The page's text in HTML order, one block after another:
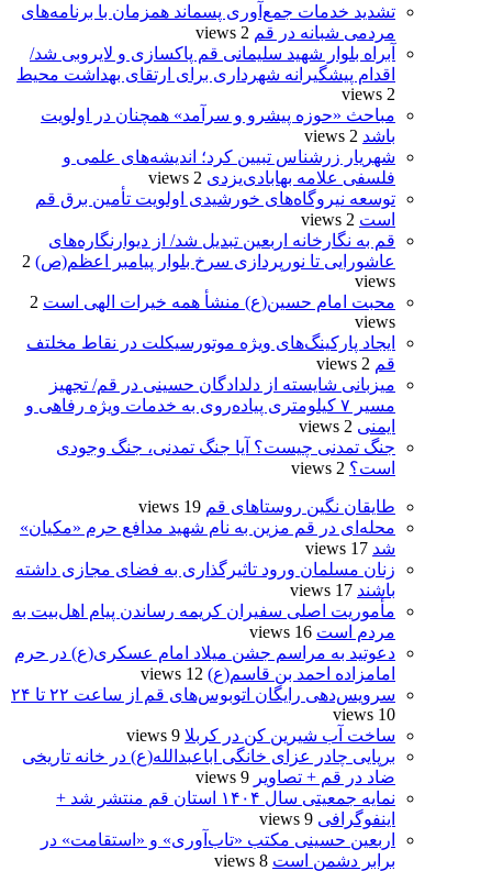
تشدید خدمات جمع‌آوری پسماند همزمان با برنامه‌های
مردمی شبانه در قم 2 views
آبراه بلوار شهید سلیمانی قم پاکسازی و لایروبی شد/
اقدام پیشگیرانه شهرداری برای ارتقای بهداشت محیط
2 views
مباحث «حوزه پیشرو و سرآمد» همچنان در اولویت
باشد 2 views
شهریار زرشناس تبیین کرد؛ اندیشه‌های علمی و
فلسفی علامه بهابادی‌یزدی 2 views
توسعه نیروگاه‌های خورشیدی اولویت تأمین برق قم
است 2 views
قم به نگارخانه اربعین تبدیل شد/ از دیوارنگاره‌های
عاشورایی تا نورپردازی سرخ بلوار پیامبر اعظم(ص) 2
views
محبت امام حسین(ع) منشأ همه خیرات الهی است 2
views
ایجاد پارکینگ‌های ویژه موتورسیکلت در نقاط مخلتف
قم 2 views
میزبانی شایسته از دلدادگان حسینی در قم/ تجهیز
مسیر ۷ کیلومتری پیاده‌روی به خدمات ویژه رفاهی و
ایمنی 2 views
جنگ تمدنی چیست؟ آیا جنگ تمدنی، جنگ وجودی
است؟ 2 views
طایقان نگین روستاهای قم 19 views
محله‌ای در قم مزین به نام شهید مدافع حرم «مکیان»
شد 17 views
زنان مسلمان ورود تاثیرگذاری به فضای مجازی داشته
باشند 17 views
مأموریت اصلی سفیران کریمه رساندن پیام اهل‌بیت به
مردم است 16 views
دعوتید به مراسم جشن میلاد امام عسکری(ع) در حرم
امامزاده احمد بن قاسم(ع) 12 views
سرویس‌دهی رایگان اتوبوس‌های قم از ساعت ۲۲ تا ۲۴
10 views
ساخت آب شیرین کن در کربلا 9 views
برپایی چادر عزای خانگی اباعبدالله(ع) در خانه تاریخی
ضاد در قم + تصاویر 9 views
نمایه جمعیتی سال ۱۴۰۴ استان قم منتشر شد +
اینفوگرافی 9 views
اربعین حسینی مکتب «تاب‌آوری» و «استقامت» در
برابر دشمن است 8 views